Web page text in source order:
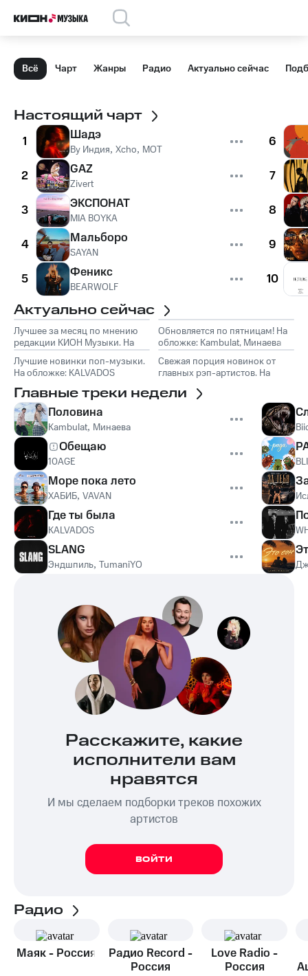
Всё Чарт Жанры Радио Актуально сейчас
Настоящий чарт
1 Шадэ
By Индия, Xcho, MOT
2 GAZ
Zivert
3 ЭКСПОНАТ
MIA BOYKA
4 Мальборо
SAYAN
5 Феникс
BEARWOLF
6
7
8
9
10
Актуально сейчас
Лучшее за месяц по мнению
редакции КИОН Музыки. На
обложке: Marselle
Обновляется по пятницам! На
обложке: Kambulat, Минаева
Лучшие новинки поп-музыки.
На обложке: KALVADOS
Свежая порция новинок от
главных рэп-артистов. На
Главные треки недели
Половина
Kambulat, Минаева
Обещаю
10AGE
Море пока лето
ХАБИБ, VAVAN
Где ты была
KALVADOS
SLANG
Эндшпиль, TumaniYO
Расскажите, какие
исполнители вам
нравятся
И мы сделаем подборки треков похожих
артистов
ВОЙТИ
Радио
Маяк - Россия
Радио Record -
Россия
Love Radio -
Россия